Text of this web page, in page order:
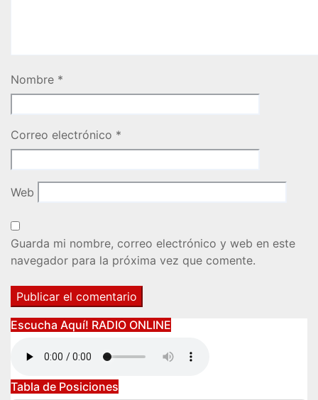
Nombre *
Correo electrónico *
Web
Guarda mi nombre, correo electrónico y web en este
navegador para la próxima vez que comente.
Escucha Aquí! RADIO ONLINE
Tabla de Posiciones